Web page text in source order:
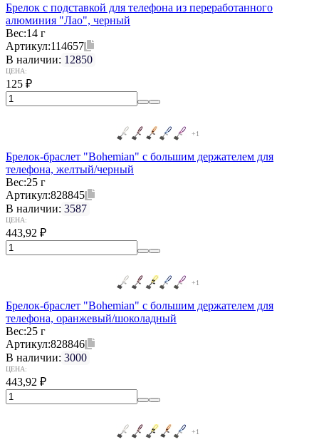
Брелок с подставкой для телефона из переработанного
алюминия "Лао", черный
Вес:14 г
Артикул:114657
В наличии: 12850
ЦЕНА:
125 ₽
+1
Брелок-браслет "Bohemian" c большим держателем для
телефона, желтый/черный
Вес:25 г
Артикул:828845
В наличии: 3587
ЦЕНА:
443,92 ₽
+1
Брелок-браслет "Bohemian" c большим держателем для
телефона, оранжевый/шоколадный
Вес:25 г
Артикул:828846
В наличии: 3000
ЦЕНА:
443,92 ₽
+1